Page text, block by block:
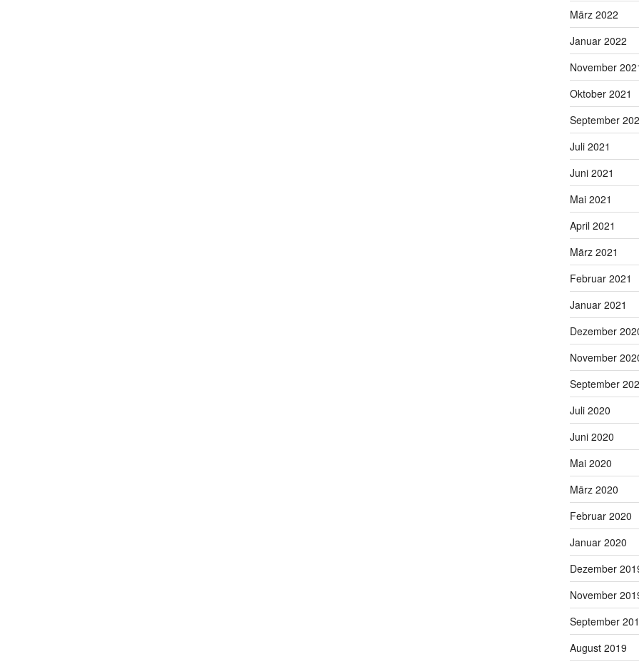
März 2022
Januar 2022
November
Oktober 2021
September
Juli 2021
Juni 2021
Mai 2021
April 2021
März 2021
Februar 2021
Januar 2021
Dezember
November
September
Juli 2020
Juni 2020
Mai 2020
März 2020
Februar 2020
Januar 2020
Dezember
November
September
August 2019